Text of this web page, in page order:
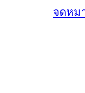
จดหม